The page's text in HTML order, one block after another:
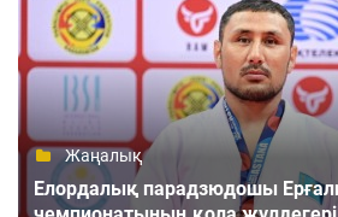
Жаңалық
Елордалық парадзюдошы